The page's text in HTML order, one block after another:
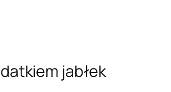
jabłek